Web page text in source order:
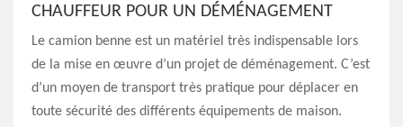
CHAUFFEUR POUR UN DÉMÉNAGEMENT
Le camion benne est un matériel très indispensable lors
de la mise en œuvre d’un projet de déménagement. C’est
d’un moyen de transport très pratique pour déplacer en
toute sécurité des différents équipements de maison.